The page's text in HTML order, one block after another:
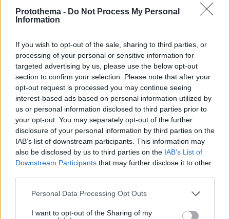
Protothema - Do Not Process My Personal
Information
If you wish to opt-out of the sale, sharing to third parties, or
processing of your personal or sensitive information for
targeted advertising by us, please use the below opt-out
section to confirm your selection. Please note that after your
opt-out request is processed you may continue seeing
interest-based ads based on personal information utilized by
us or personal information disclosed to third parties prior to
your opt-out. You may separately opt-out of the further
disclosure of your personal information by third parties on the
IAB’s list of downstream participants. This information may
also be disclosed by us to third parties on the IAB’s List of
Downstream Participants that may further disclose it to other
Please note that this website/app uses one or more Google
not limited to your visit or usage behaviour. You may click to
Personal Data Processing Opt Outs
I want to opt-out of the Sharing of my
Η Smart φοιτητική κατοικία στην καρδιά της Αθήνας
Διασκεδάζουμε υπεύθυνα, επιστρέφουμε με ασφάλεια
29.07.2026, 09:39
ΡΟΗ ΕΙΔΗΣΕΩΝ
Ειδήσεις Δημοφιλή Σχολιασμένα
Το μενού της ημέρας – Τι τρώμε σήμερα Παρασκευή
(7/8/2026)
πριν 6 λεπτά
στη Σαουδική Αραβία σε επιθέσεις των Χούθι
πριν 10 λεπτά